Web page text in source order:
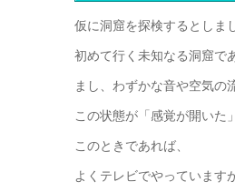
仮に洞窟を探検するとしま
初めて行く未知なる洞窟で
まし、わずかな音や空気の
この状態が「感覚が開いた
このときであれば、
よくテレビでやっています